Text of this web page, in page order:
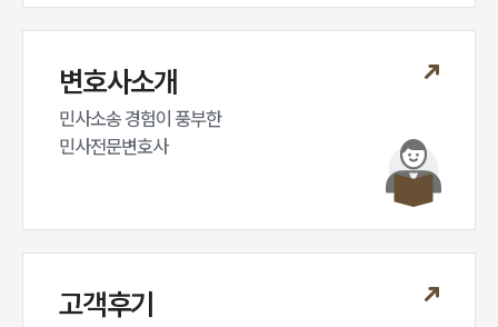
변호사소개
민사소송 경험이 풍부한
민사전문변호사
고객후기